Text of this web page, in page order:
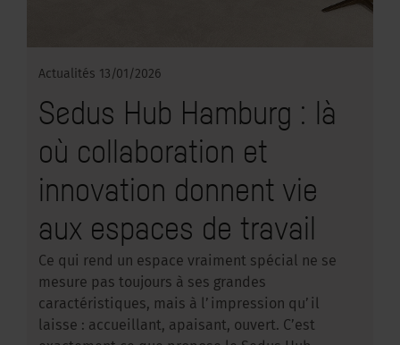
Actualités 13/01/2026
Sedus Hub Hamburg : là
où collaboration et
innovation donnent vie
aux espaces de travail
Ce qui rend un espace vraiment spécial ne se
mesure pas toujours à ses grandes
caractéristiques, mais à l’impression qu’il
laisse : accueillant, apaisant, ouvert. C’est